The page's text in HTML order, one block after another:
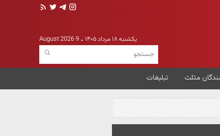
یکشنبه ۱۸ مرداد ۱۴۰۵ 9 August 2026
مثلث تبلیغات